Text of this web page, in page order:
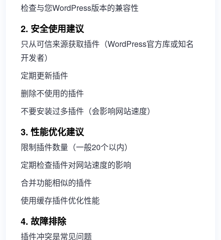
检查与您WordPress版本的兼容性
2. 安全使用建议
只从可信来源获取插件（WordPress官方库或知名
开发者）
定期更新插件
删除不使用的插件
不要安装过多插件（会影响网站速度）
3. 性能优化建议
限制插件数量（一般20个以内）
定期检查插件对网站速度的影响
合并功能相似的插件
使用缓存插件优化性能
4. 故障排除
插件冲突是常见问题